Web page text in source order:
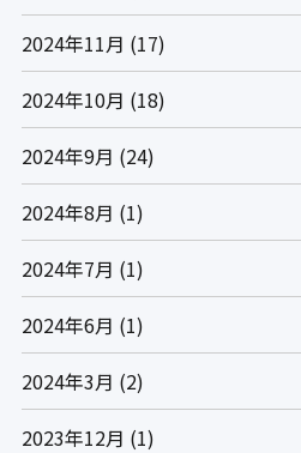
2024年11月 (17)
2024年10月 (18)
2024年9月 (24)
2024年8月 (1)
2024年7月 (1)
2024年6月 (1)
2024年3月 (2)
2023年12月 (1)